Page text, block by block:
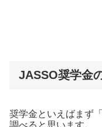
JASSO奨学金
奨学金といえばまず
調べると思います。